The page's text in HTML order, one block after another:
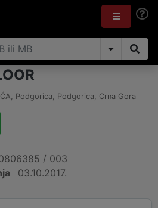
, Podgorica, Podgorica, Crna Gora
/ 003
03.10.2017.